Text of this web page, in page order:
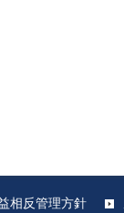
相反管理方針